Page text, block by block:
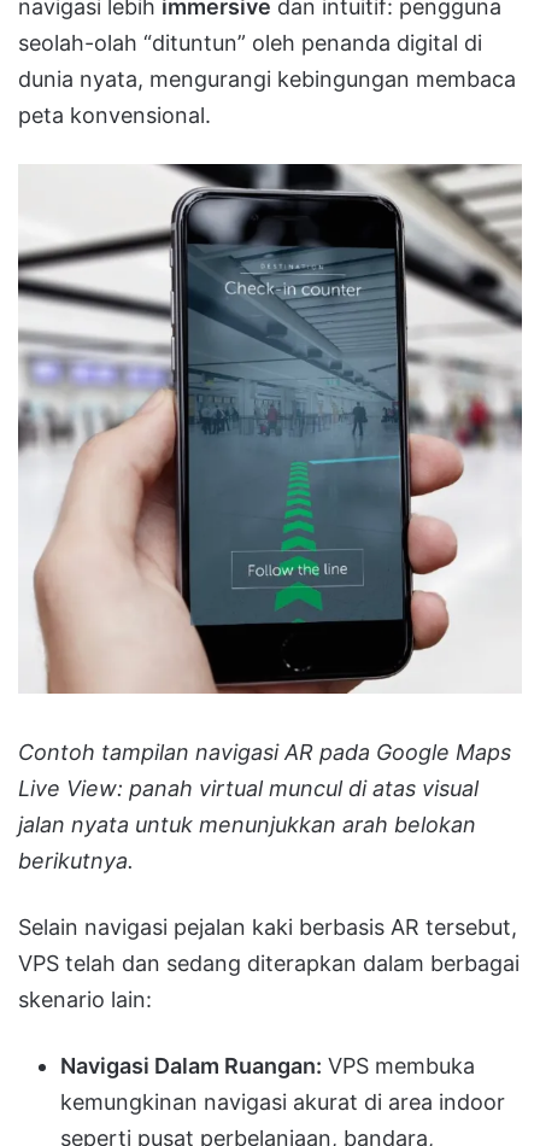
navigasi lebih immersive dan intuitif: pengguna
seolah-olah “dituntun” oleh penanda digital di
dunia nyata, mengurangi kebingungan membaca
peta konvensional.
Contoh tampilan navigasi AR pada Google Maps
Live View: panah virtual muncul di atas visual
jalan nyata untuk menunjukkan arah belokan
berikutnya.
Selain navigasi pejalan kaki berbasis AR tersebut,
VPS telah dan sedang diterapkan dalam berbagai
skenario lain:
Navigasi Dalam Ruangan: VPS membuka
kemungkinan navigasi akurat di area indoor
seperti pusat perbelanjaan, bandara,